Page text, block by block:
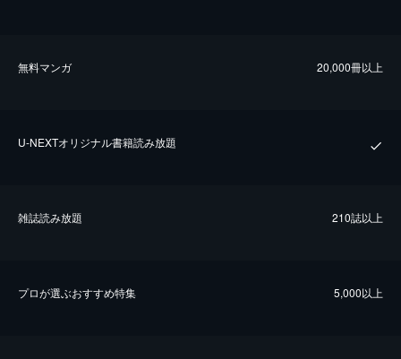
無料マンガ 20,000冊以上
U-NEXTオリジナル書籍読み放題
雑誌読み放題 210誌以上
プロが選ぶおすすめ特集 5,000以上